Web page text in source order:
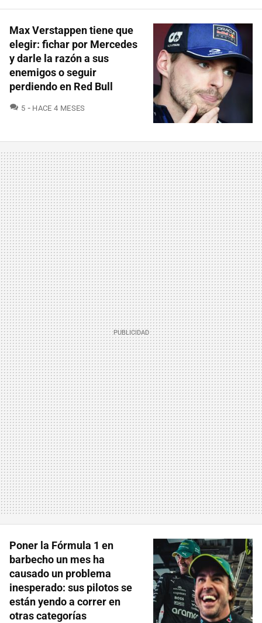
Max Verstappen tiene que
elegir: fichar por Mercedes
y darle la razón a sus
enemigos o seguir
perdiendo en Red Bull
5 COMENTARIOS
HACE 4 MESES
Poner la Fórmula 1 en
barbecho un mes ha
causado un problema
inesperado: sus pilotos se
están yendo a correr en
otras categorías